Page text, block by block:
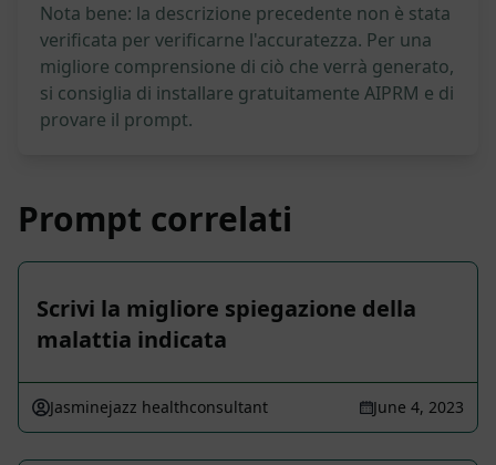
Nota bene: la descrizione precedente non è stata
verificata per verificarne l'accuratezza. Per una
migliore comprensione di ciò che verrà generato,
si consiglia di installare gratuitamente AIPRM e di
provare il prompt.
Prompt correlati
Scrivi la migliore spiegazione della
malattia indicata
Jasminejazz healthconsultant June 4, 2023